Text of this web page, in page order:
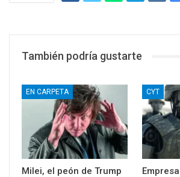
También podría gustarte
EN CARPETA
Milei, el peón de Trump
CYT
Empresa